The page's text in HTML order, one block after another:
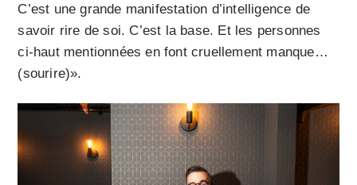
C’est une grande manifestation d’intelligence de
savoir rire de soi. C’est la base. Et les personnes
ci-haut mentionnées en font cruellement manque…
(sourire)».